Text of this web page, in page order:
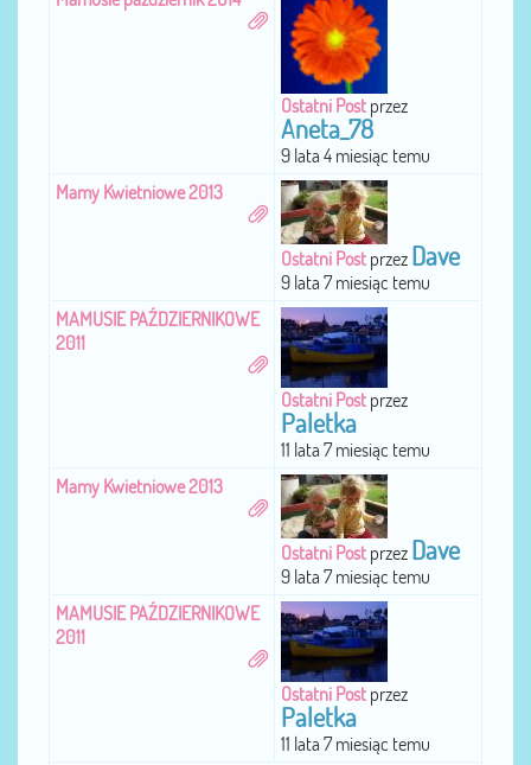
Ostatni Post przez
Aneta_78
9 lata 4 miesiąc temu
Mamy Kwietniowe 2013
Ostatni Post przez Dave
9 lata 7 miesiąc temu
MAMUSIE PAŹDZIERNIKOWE
2011
Ostatni Post przez
Paletka
11 lata 7 miesiąc temu
Mamy Kwietniowe 2013
Ostatni Post przez Dave
9 lata 7 miesiąc temu
MAMUSIE PAŹDZIERNIKOWE
2011
Ostatni Post przez
Paletka
11 lata 7 miesiąc temu